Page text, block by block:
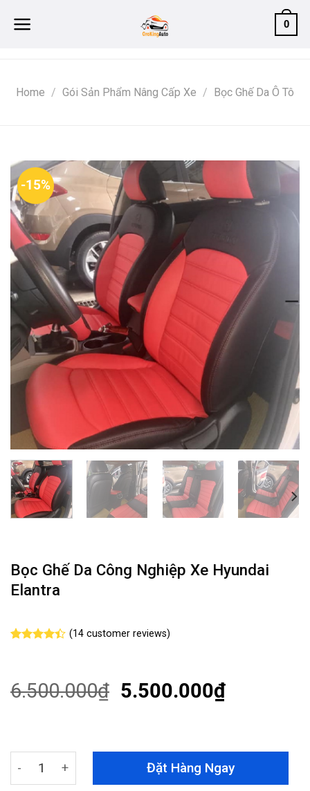
0
Home / Gói Sản Phẩm Nâng Cấp Xe / Bọc Ghế Da Ô Tô
-15%
Bọc Ghế Da Công Nghiệp Xe Hyundai
Elantra
based on
customer
(14customer reviews)
6.500.000₫ 5.500.000₫
Bọc Ghế Da Công Nghiệp Xe Hyundai Elantra quantity
Đặt Hàng Ngay